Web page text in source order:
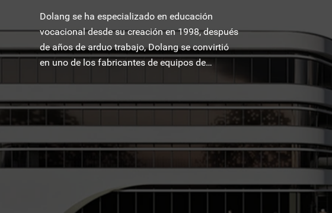
Dolang se ha especializado en educación
vocacional desde su creación en 1998, después
de años de arduo trabajo, Dolang se convirtió
en uno de los fabricantes de equipos de
formación educativa más famosos del mundo.